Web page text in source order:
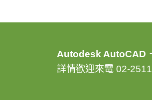
Autodesk AutoCAD
詳情歡迎來電 02-